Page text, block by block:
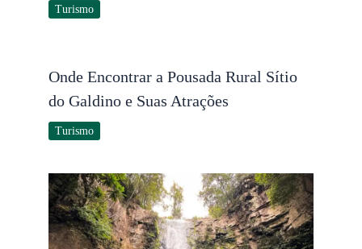
Turismo
Onde Encontrar a Pousada Rural Sítio
do Galdino e Suas Atrações
Turismo